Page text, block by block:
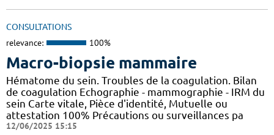
CONSULTATIONS
relevance: 100%
Macro-biopsie mammaire
Hématome du sein. Troubles de la coagulation. Bilan
de coagulation Echographie - mammographie - IRM du
sein Carte vitale, Pièce d'identité, Mutuelle ou
attestation 100% Précautions ou surveillances pa
12/06/2025 15:15